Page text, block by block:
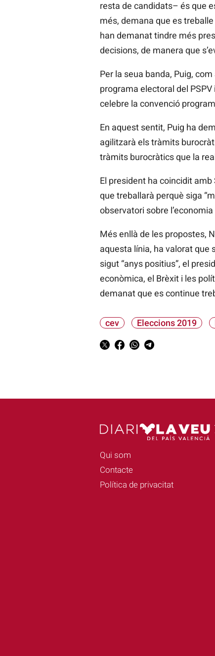
resta de candidats– és que
més, demana que es
han demanat tindre més
decisions, de manera que
Per la seua banda, Puig,
programa electoral del
celebre la convenció
En aquest sentit, Puig ha
agilitzarà els tràmits
tràmits burocràtics que la
El president ha coincidit
que treballarà perquè siga
observatori sobre
Més enllà de les propostes,
aquesta línia, ha valorat que
sigut “anys positius”, el
econòmica, el Brèxit i les
demanat que es continue
cev Eleccions 2019
Qui som
Contacte
Política de privacitat